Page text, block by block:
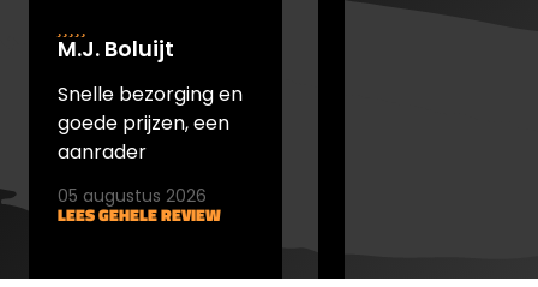
recreatief schieten of regelmatig
gebruik: deze patronen leveren
consistente prestaties en bieden een
uitstekende prijs-kwaliteitverhouding.
M.J. Boluijt
Snelle bezorging en
goede prijzen, een
aanrader
LEES GEHELE REVIEW
05 augustus 2026